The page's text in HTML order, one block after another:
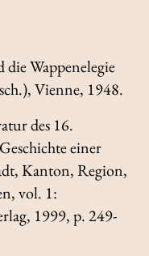
die Wappenelegie
Vienne, 1948.
des 16.
einer
Kanton, Region,
vol. 1:
1999, p. 249-